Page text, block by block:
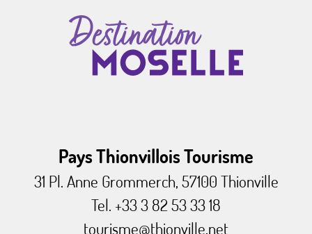
Pays Thionvillois Tourisme
31 Pl. Anne Grommerch, 57100 Thionville
Tel. +33 3 82 53 33 18
tourisme@thionville.net